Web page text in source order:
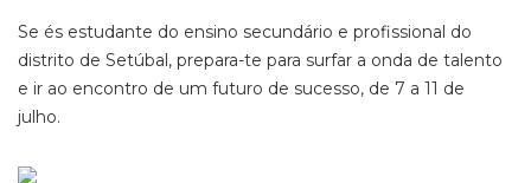
Se és estudante do ensino secundário e profissional do
distrito de Setúbal, prepara-te para surfar a onda de talento
e ir ao encontro de um futuro de sucesso, de 7 a 11 de
julho.